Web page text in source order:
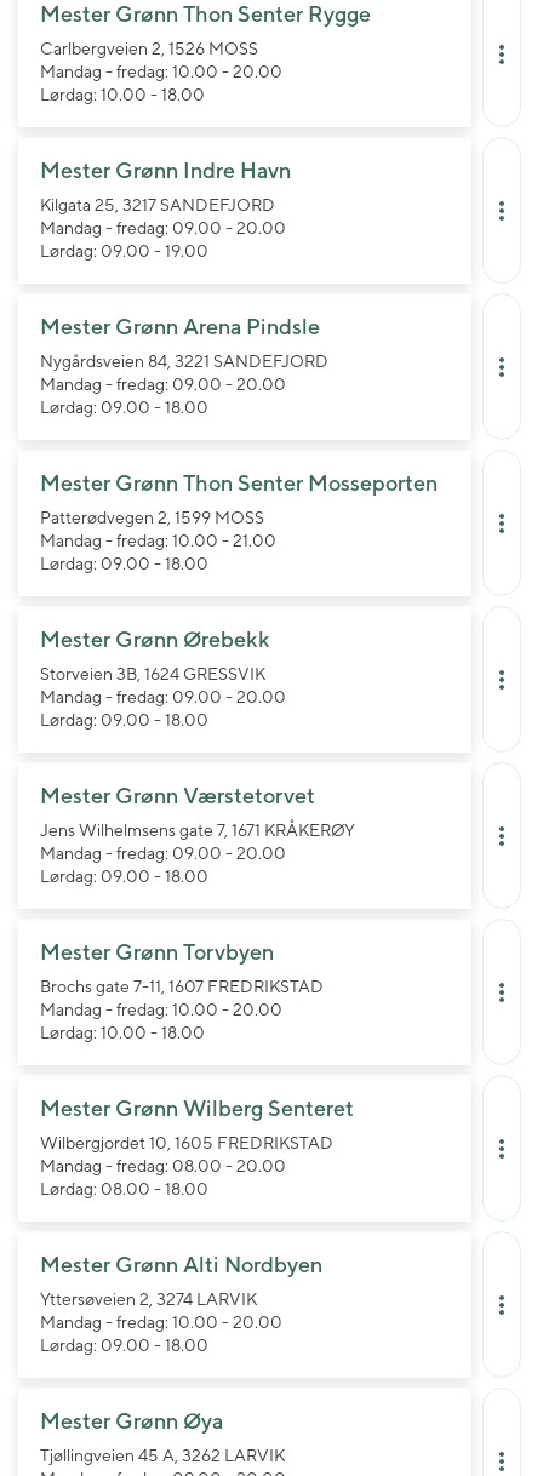
Mester Grønn Thon Senter Rygge
Carlbergveien 2, 1526 MOSS
Mandag - fredag: 10.00 - 20.00
Lørdag: 10.00 - 18.00
Mester Grønn Indre Havn
Kilgata 25, 3217 SANDEFJORD
Mandag - fredag: 09.00 - 20.00
Lørdag: 09.00 - 19.00
Mester Grønn Arena Pindsle
Nygårdsveien 84, 3221 SANDEFJORD
Mandag - fredag: 09.00 - 20.00
Lørdag: 09.00 - 18.00
Mester Grønn Thon Senter Mosseporten
Patterødvegen 2, 1599 MOSS
Mandag - fredag: 10.00 - 21.00
Lørdag: 09.00 - 18.00
Mester Grønn Ørebekk
Storveien 3B, 1624 GRESSVIK
Mandag - fredag: 09.00 - 20.00
Lørdag: 09.00 - 18.00
Mester Grønn Værstetorvet
Jens Wilhelmsens gate 7, 1671 KRÅKERØY
Mandag - fredag: 09.00 - 20.00
Lørdag: 09.00 - 18.00
Mester Grønn Torvbyen
Brochs gate 7-11, 1607 FREDRIKSTAD
Mandag - fredag: 10.00 - 20.00
Lørdag: 10.00 - 18.00
Mester Grønn Wilberg Senteret
Wilbergjordet 10, 1605 FREDRIKSTAD
Mandag - fredag: 08.00 - 20.00
Lørdag: 08.00 - 18.00
Mester Grønn Alti Nordbyen
Yttersøveien 2, 3274 LARVIK
Mandag - fredag: 10.00 - 20.00
Lørdag: 09.00 - 18.00
Mester Grønn Øya
Tjøllingveien 45 A, 3262 LARVIK